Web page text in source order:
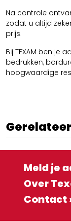
Na controle
zodat u altijd
prijs.
Bij TEXAM ben je
bedrukken,
hoogwaardige
Meld je
Over
Contact